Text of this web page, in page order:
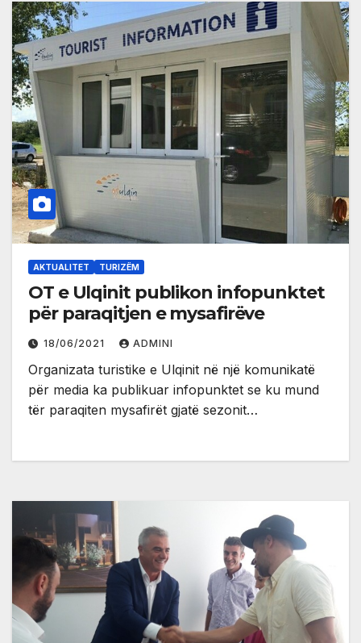
AKTUALITET TURIZËM
OT e Ulqinit publikon infopunktet
për paraqitjen e mysafirëve
18/06/2021 ADMINI
Organizata turistike e Ulqinit në një komunikatë
për media ka publikuar infopunktet se ku mund
tër paraqiten mysafirët gjatë sezonit…